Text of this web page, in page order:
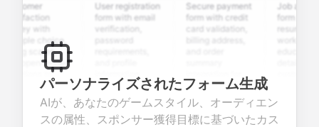
with
ended
valuable
about
products or
User registration
form with email
verification,
fields for
seamless
account
creation.
Secure payment
form with credit
card validation,
smooth e-
commerce
transactions.
Job application
form with
resume upload,
custom
screening
questions for
efficient
candidate
パーソナライズされたフォーム生成
AIが、あなたのゲームスタイル、オーディエン
スの属性、スポンサー獲得目標に基づいたカス